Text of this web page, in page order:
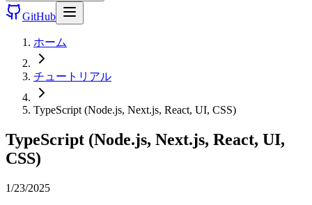
GitHub
ホーム
チュートリアル
TypeScript (Node.js, Next.js, React, UI, CSS)
TypeScript (Node.js, Next.js, React, UI,
CSS)
1/23/2025